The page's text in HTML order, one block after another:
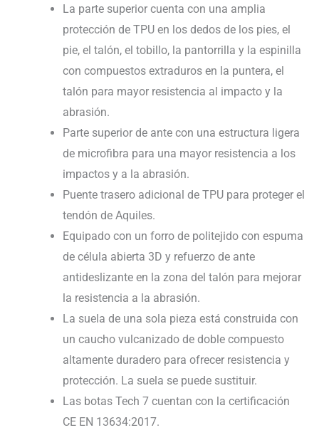
La parte superior cuenta con una amplia
protección de TPU en los dedos de los pies, el
pie, el talón, el tobillo, la pantorrilla y la espinilla
con compuestos extraduros en la puntera, el
talón para mayor resistencia al impacto y la
abrasión.
Parte superior de ante con una estructura ligera
de microfibra para una mayor resistencia a los
impactos y a la abrasión.
Puente trasero adicional de TPU para proteger el
tendón de Aquiles.
Equipado con un forro de politejido con espuma
de célula abierta 3D y refuerzo de ante
antideslizante en la zona del talón para mejorar
la resistencia a la abrasión.
La suela de una sola pieza está construida con
un caucho vulcanizado de doble compuesto
altamente duradero para ofrecer resistencia y
protección. La suela se puede sustituir.
Las botas Tech 7 cuentan con la certificación
CE EN 13634:2017.